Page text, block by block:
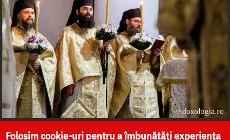
Folosim cookie-uri pentru a îmbunătăți experiența